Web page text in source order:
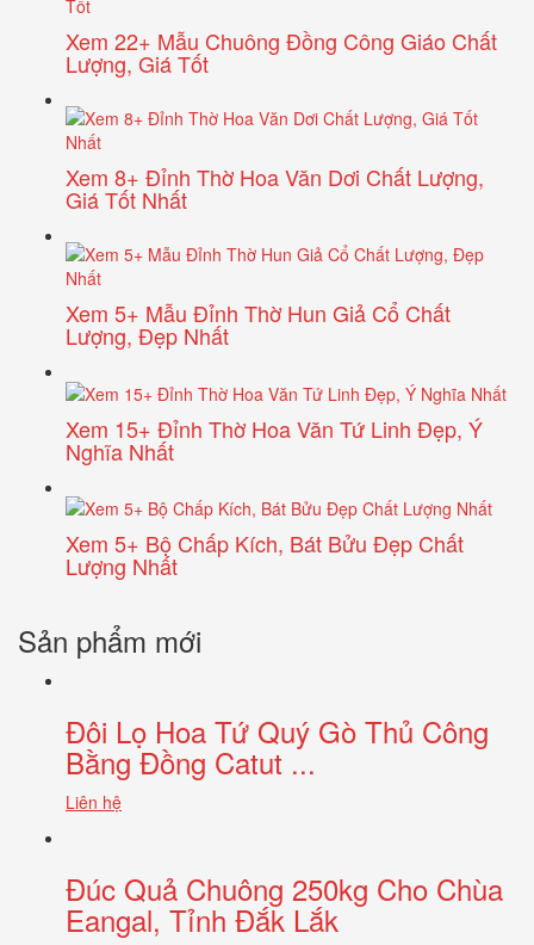
Xem 22+ Mẫu Chuông Đồng Công Giáo Chất
Lượng, Giá Tốt
Xem 8+ Đỉnh Thờ Hoa Văn Dơi Chất Lượng,
Giá Tốt Nhất
Xem 5+ Mẫu Đỉnh Thờ Hun Giả Cổ Chất
Lượng, Đẹp Nhất
Xem 15+ Đỉnh Thờ Hoa Văn Tứ Linh Đẹp, Ý
Nghĩa Nhất
Xem 5+ Bộ Chấp Kích, Bát Bửu Đẹp Chất
Lượng Nhất
Sản phẩm mới
Đôi Lọ Hoa Tứ Quý Gò Thủ Công
Bằng Đồng Catut ...
Liên hệ
Đúc Quả Chuông 250kg Cho Chùa
Eangal, Tỉnh Đắk Lắk